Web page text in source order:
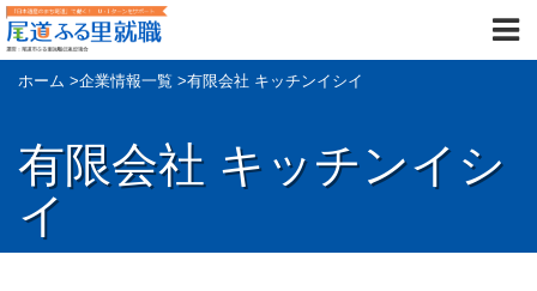
ホーム >企業情報一覧 >有限会社 キッチンイシイ
有限会社 キッチンイシ
イ